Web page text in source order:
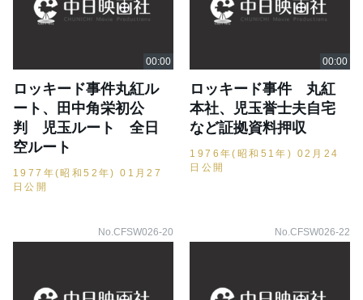
ロッキード事件丸紅ル
ート、田中角栄初公
判 児玉ルート 全日
空ルート
1977年(昭和52年) 01月27
日公開
ロッキード事件 丸紅
本社、児玉誉士夫自宅
など証拠資料押収
1976年(昭和51年) 02月24
日公開
No.CFSW026-20 No.CFSW026-22